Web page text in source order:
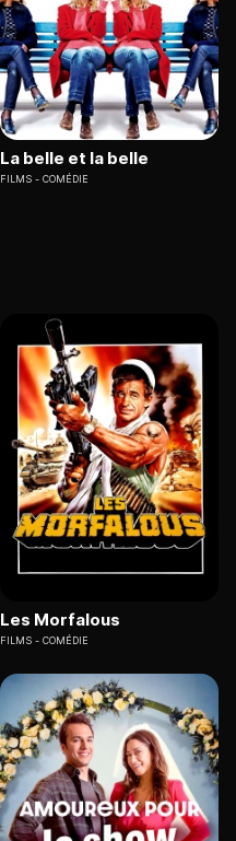
La belle et la belle
FILMS COMÉDIE
Les Morfalous
FILMS COMÉDIE